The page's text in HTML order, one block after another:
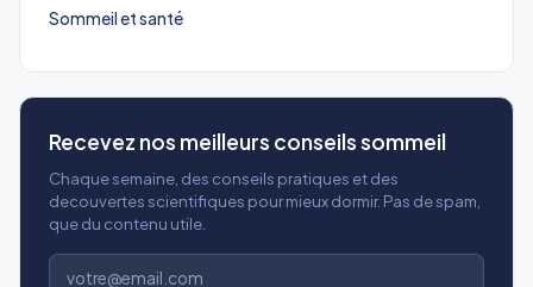
Sommeil et santé
Recevez nos meilleurs conseils sommeil
Chaque semaine, des conseils pratiques et des
decouvertes scientifiques pour mieux dormir. Pas de spam,
que du contenu utile.
Adresse